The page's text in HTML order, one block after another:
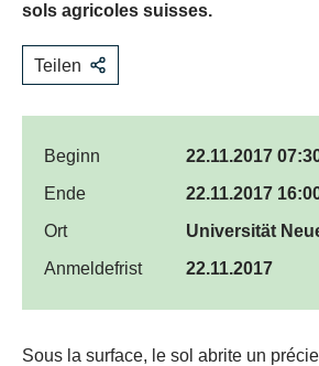
sols agricoles suisses.
Teilen
Beginn
22.11.2017
Ende
22.11.2017
Ort
Universität
Anmeldefrist
22.11.2017
​Sous la surface, le sol abrite un